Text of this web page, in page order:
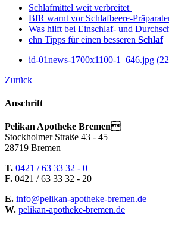
Schlafmittel weit verbreitet
BfR warnt vor Schlafbeere-
Was hilft bei Einschlaf- und
ehn Tipps für einen besseren Schlaf
id-01news-1700x1100-1_646.jpg
Zurück
Anschrift
Pelikan Apotheke Bremen
Stockholmer Straße 43 - 45
28719 Bremen
T. 0421 / 63 33 32 - 0
F. 0421 / 63 33 32 - 20
E. info@pelikan-apotheke-bremen.de
W. pelikan-apotheke-bremen.de